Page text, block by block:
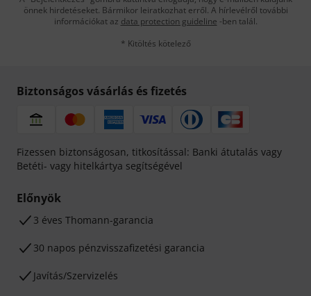
önnek hirdetéseket. Bármikor leiratkozhat erről. A hírlevélről további
információkat az data protection guideline -ben talál.
* Kitöltés kötelező
Biztonságos vásárlás és fizetés
Fizessen biztonságosan, titkosítással: Banki átutalás vagy
Betéti- vagy hitelkártya segítségével
Előnyök
3 éves Thomann-garancia
30 napos pénzvisszafizetési garancia
Javítás/Szervizelés